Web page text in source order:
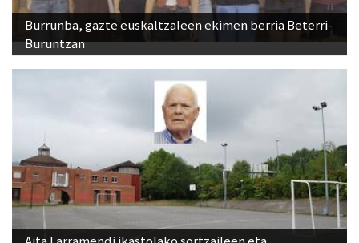
Burrunba, gazte euskaltzaleen ekimen berria Beterri-
Buruntzan